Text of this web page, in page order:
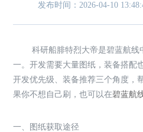
发布时间：2026-04-10
科研船腓特烈大帝是碧蓝航线
一。开发需要大量图纸，装备搭配
开发优先级、装备推荐三个角度，
果你不想自己刷，也可以在碧蓝航
一、图纸获取途径